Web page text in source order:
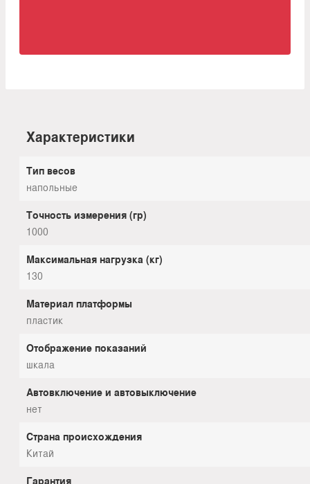
Характеристики
Тип весов
напольные
Точность измерения (гр)
1000
Максимальная нагрузка (кг)
130
Материал платформы
пластик
Отображение показаний
шкала
Автовключение и автовыключение
нет
Страна происхождения
Китай
Гарантия